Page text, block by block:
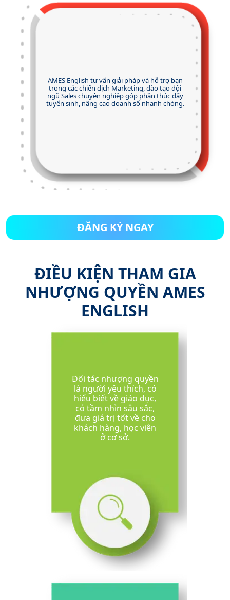
AMES English tư vấn giải pháp và hỗ trợ bạn
trong các chiến dịch Marketing, đào tạo đội
ngũ Sales chuyên nghiệp góp phần thúc đẩy
tuyển sinh, nâng cao doanh số nhanh chóng.
ĐĂNG KÝ NGAY
ĐIỀU KIỆN THAM GIA
NHƯỢNG QUYỀN AMES
ENGLISH
Đối tác nhượng quyền
là người yêu thích, có
hiểu biết về giáo dục,
có tầm nhìn sâu sắc,
đưa giá trị tốt về cho
khách hàng, học viên
ở cơ sở.